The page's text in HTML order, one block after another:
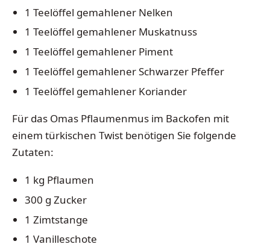
1 Teelöffel gemahlener Nelken
1 Teelöffel gemahlener Muskatnuss
1 Teelöffel gemahlener Piment
1 Teelöffel gemahlener Schwarzer Pfeffer
1 Teelöffel gemahlener Koriander
Für das Omas Pflaumenmus im Backofen mit
einem türkischen Twist benötigen Sie folgende
Zutaten:
1 kg Pflaumen
300 g Zucker
1 Zimtstange
1 Vanilleschote